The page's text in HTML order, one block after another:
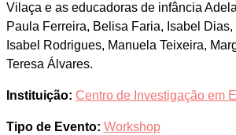
Vilaça e as educadoras de infância
Paula Ferreira, Belisa Faria, Isabel
Isabel Rodrigues, Manuela Teixeira,
Teresa Álvares.
Instituição: Centro de Investigação em
Tipo de Evento: Workshop